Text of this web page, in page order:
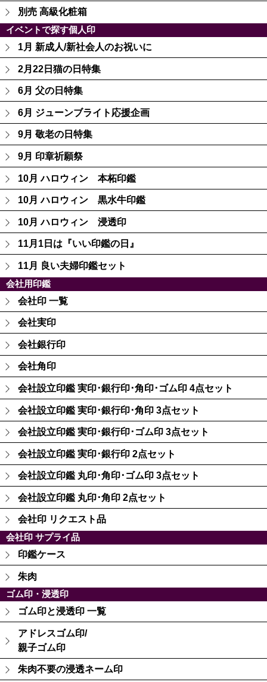
別売 高級化粧箱
イベントで探す個人印
1月 新成人/新社会人のお祝いに
2月22日猫の日特集
6月 父の日特集
6月 ジューンブライト応援企画
9月 敬老の日特集
9月 印章祈願祭
10月 ハロウィン 本柘印鑑
10月 ハロウィン 黒水牛印鑑
10月 ハロウィン 浸透印
11月1日は『いい印鑑の日』
11月 良い夫婦印鑑セット
会社用印鑑
会社印 一覧
会社実印
会社銀行印
会社角印
会社設立印鑑 実印･銀行印･角印･ゴム印 4点セット
会社設立印鑑 実印･銀行印･角印 3点セット
会社設立印鑑 実印･銀行印･ゴム印 3点セット
会社設立印鑑 実印･銀行印 2点セット
会社設立印鑑 丸印･角印･ゴム印 3点セット
会社設立印鑑 丸印･角印 2点セット
会社印 リクエスト品
会社印 サプライ品
印鑑ケース
朱肉
ゴム印・浸透印
ゴム印と浸透印 一覧
アドレスゴム印/
親子ゴム印
朱肉不要の浸透ネーム印